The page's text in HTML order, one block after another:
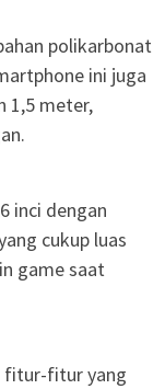
polikarbonat
ini juga
1,5 meter,
inci dengan
cukup luas
game saat
fitur-fitur yang